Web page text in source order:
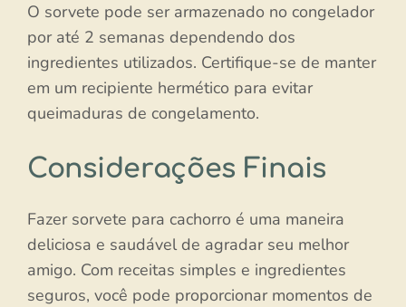
O sorvete pode ser armazenado no congelador
por até 2 semanas dependendo dos
ingredientes utilizados. Certifique-se de manter
em um recipiente hermético para evitar
queimaduras de congelamento.
Considerações Finais
Fazer sorvete para cachorro é uma maneira
deliciosa e saudável de agradar seu melhor
amigo. Com receitas simples e ingredientes
seguros, você pode proporcionar momentos de